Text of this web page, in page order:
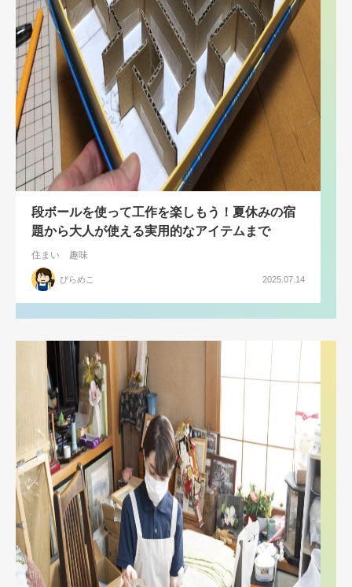
段ボールを使って工作を楽しもう！夏休みの宿
題から大人が使える実用的なアイテムまで
住まい 趣味
ぴらめこ 2025.07.14